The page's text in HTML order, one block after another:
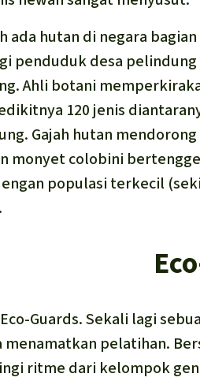
ada hutan di negara
penduduk desa
Ahli botani
120 jenis
Gajah hutan
monyet colobini
populasi terkecil
Guards. Sekali lagi
menamatkan pelatihan.
ritme dari kelompok